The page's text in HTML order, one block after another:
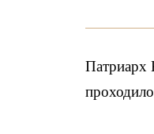
Патриарх